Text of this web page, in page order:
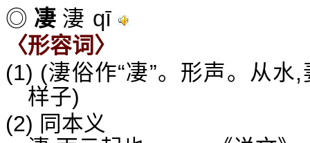
◎ 凄 淒 qī
〈形容词〉
(1) (淒俗作“凄”。形声。从
样子)
(2) 同本义